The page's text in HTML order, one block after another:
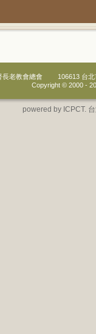
長老教會總會
106613 台
Copyright © 2000 -
powered by ICPCT.